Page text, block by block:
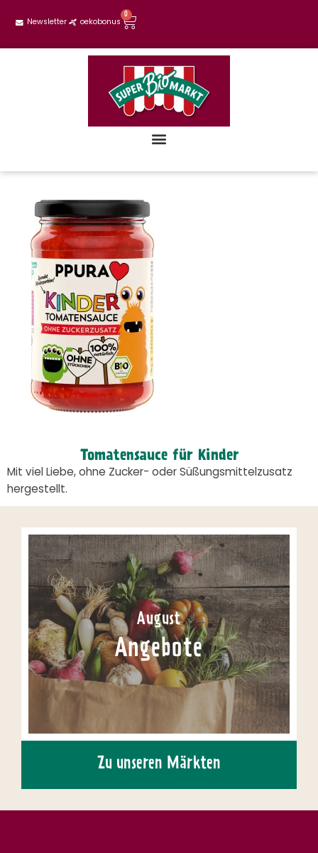
Newsletter oekobonus
0
Tomatensauce für Kinder
Mit viel Liebe, ohne Zucker- oder Süßungsmittelzusatz
hergestellt.
August
Angebote
Zu unseren Märkten